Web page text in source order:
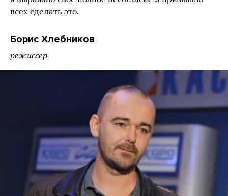
всех сделать это.
Борис Хлебников
режиссер